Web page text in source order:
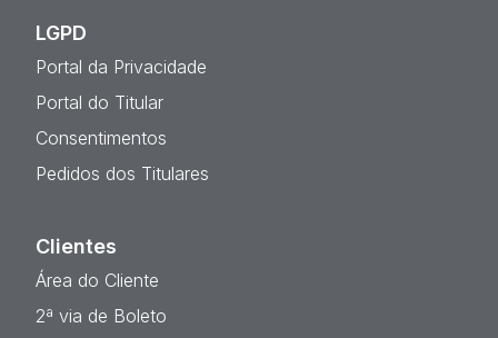
LGPD
Portal da Privacidade
Portal do Titular
Consentimentos
Pedidos dos Titulares
Clientes
Área do Cliente
2ª via de Boleto